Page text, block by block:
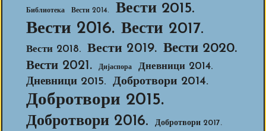
Библиотека Вести 2014. Вести 2015.
Вести 2016. Вести 2017.
Вести 2018. Вести 2019. Вести 2020.
Вести 2021. Дијаспора Дневници 2014.
Дневници 2015. Добротвори 2014.
Добротвори 2015.
Добротвори 2016. Добротвори 2017.